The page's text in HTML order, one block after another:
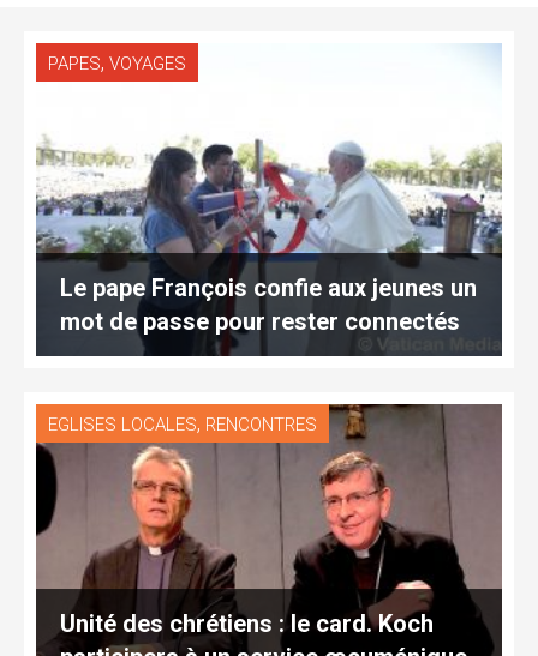
PAPES, VOYAGES
Le pape François confie aux jeunes un
mot de passe pour rester connectés
EGLISES LOCALES, RENCONTRES
Unité des chrétiens : le card. Koch